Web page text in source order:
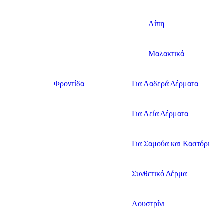
Λίπη
Μαλακτικά
Φροντίδα Για Λαδερά Δέρματα
Για Λεία Δέρματα
Για Σαμούα και Καστόρι
Συνθετικό Δέρμα
Λουστρίνι